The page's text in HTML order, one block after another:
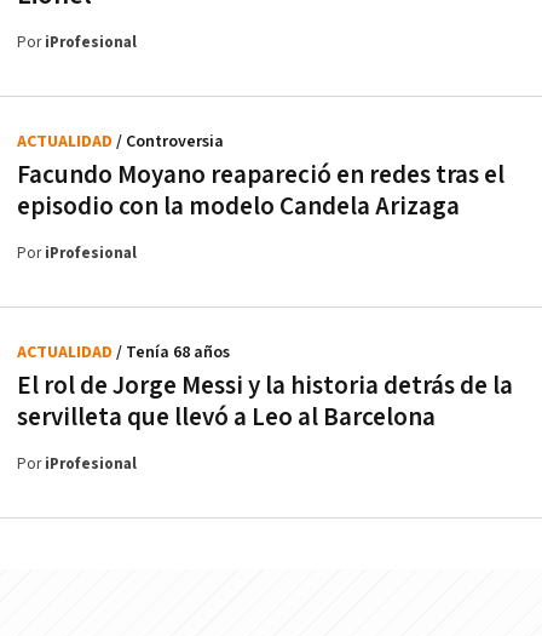
PoriProfesional
Facundo Moyano reapareció en redes tras el
episodio con la modelo Candela Arizaga
ACTUALIDAD / Controversia
PoriProfesional
El rol de Jorge Messi y la historia detrás de la
servilleta que llevó a Leo al Barcelona
ACTUALIDAD / Tenía 68 años
PoriProfesional